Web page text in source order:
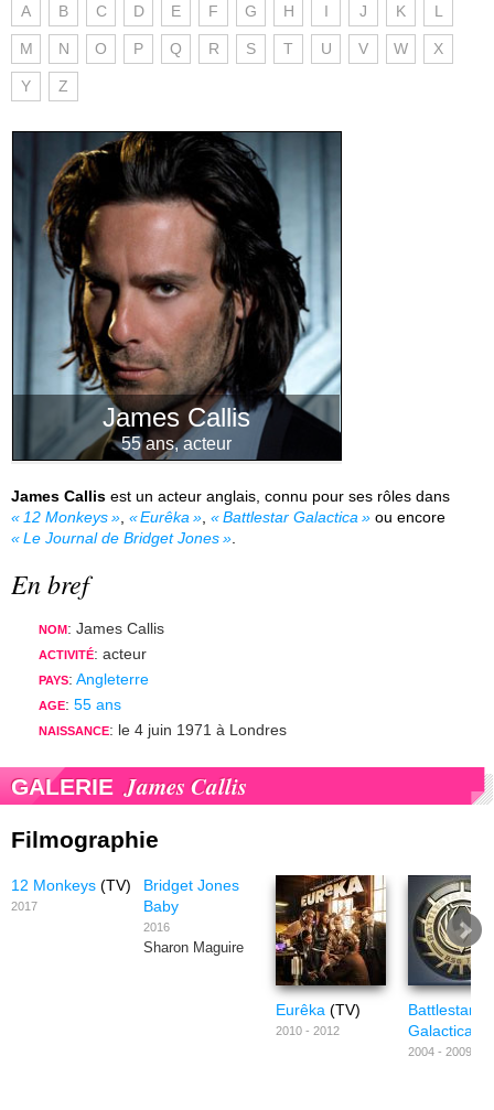
A B C D E F G H I J K L
M N O P Q R S T U V W X
Y Z
James Callis
55 ans, acteur
James Callis est un acteur anglais, connu pour ses rôles dans
12 Monkeys
, Eurêka , Battlestar Galactica
ou encore
Le Journal de Bridget Jones
.
En bref
NOM : James Callis
ACTIVITÉ: acteur
PAYS: Angleterre
AGE: 55 ans
NAISSANCE: le 4 juin 1971 à Londres
GALERIE James Callis
Filmographie
12 Monkeys (TV)
2017
Bridget Jones
Baby
2016
Sharon Maguire
Eurêka (TV)
2010 - 2012
Battlestar
Galactica
2004 - 2009